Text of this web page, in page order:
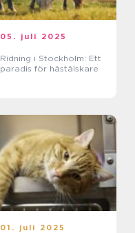
05. juli 2025
Ridning i Stockholm: Ett
paradis för hästälskare
01. juli 2025